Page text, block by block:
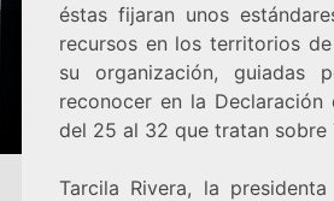
éstas fijaran unos
recursos en los territorios
su organización, guiadas
reconocer en la
del 25 al 32 que tratan
Tarcila Rivera, la